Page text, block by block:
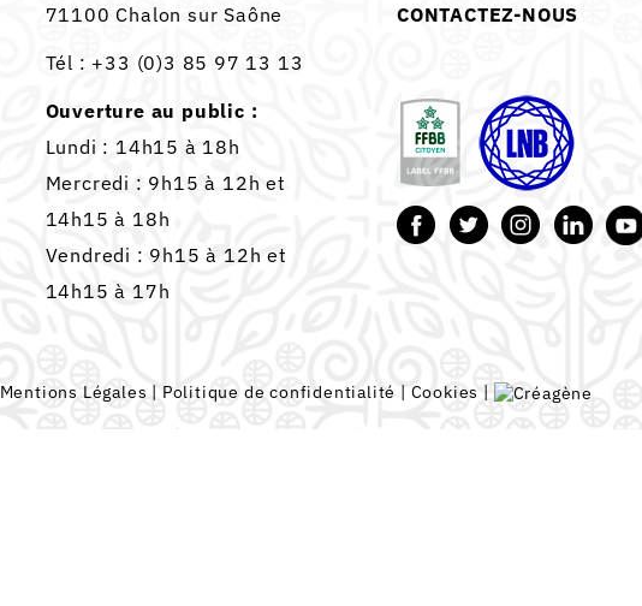
71100 Chalon sur Saône
Tél : +33 (0)3 85 97 13 13
Ouverture au public :
Lundi : 14h15 à 18h
Mercredi : 9h15 à 12h et
14h15 à 18h
Vendredi : 9h15 à 12h et
14h15 à 17h
CONTACTEZ-NOUS
Mentions Légales | Politique de confidentialité | Cookies |